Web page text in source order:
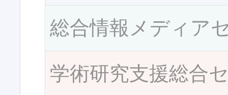
総合情報メディア
学術研究支援総合